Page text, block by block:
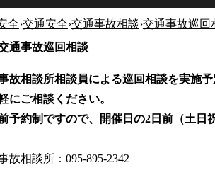
全›交通安全›交通事故相談›交通事故巡回
通事故巡回相談
故相談所相談員による巡回相談を実施
にご相談ください。
予約制ですので、開催日の2日前（土
相談所：095-895-2342